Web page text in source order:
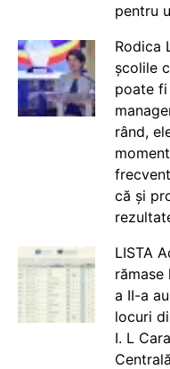
pentru
Rodica
școlile
poate
rând,
că și
LISTA
rămase
a II-a
locuri
I. L